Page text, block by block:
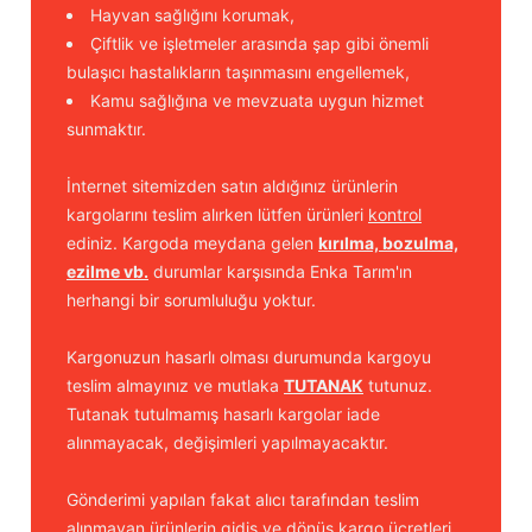
Hayvan sağlığını korumak,
Çiftlik ve işletmeler arasında şap gibi önemli
bulaşıcı hastalıkların taşınmasını engellemek,
Kamu sağlığına ve mevzuata uygun hizmet
sunmaktır.
İnternet sitemizden satın aldığınız ürünlerin
kargolarını teslim alırken lütfen ürünleri kontrol
ediniz. Kargoda meydana gelen kırılma, bozulma,
ezilme vb. durumlar karşısında Enka Tarım'ın
herhangi bir sorumluluğu yoktur.
Kargonuzun hasarlı olması durumunda kargoyu
teslim almayınız ve mutlaka TUTANAK tutunuz.
Tutanak tutulmamış hasarlı kargolar iade
alınmayacak, değişimleri yapılmayacaktır.
Gönderimi yapılan fakat alıcı tarafından teslim
alınmayan ürünlerin gidiş ve dönüş kargo ücretleri,